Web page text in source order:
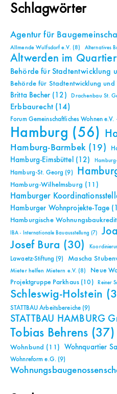
Schlagwörter
Agentur für
Allmende Wulfsdorf e.V. (8) Alternatives
Altwerden im Quartier
Behörde für Stadtentwicklung
Behörde für Stadtentwicklung und
Britta Becher(12) Drachenbau St.
Erbbaurecht(14)
Forum Gemeinschaftliches Wohnen
Hamburg (56)
Hamburg-Barmbek(19)
Hamburg-Eimsbüttel (12)
Hamburg-St. Georg (9)
Hamburg-Wilhelmsburg (11)
Hamburger
Hamburger Wohnprojekte-Tage
Hamburgische
IBA - Internationale Bauausstellung (7)
Josef Bura (30)
Lawaetz-Stiftung (9) Mascha
Mieter helfen Mietern e.V. (8) Neue
Projektgruppe Parkhaus (10) Reiner
Schleswig-Holstein
STATTBAU Arbeitsbereiche (9)
STATTBAU HAMBURG
Tobias Behrens (37)
Wohnbund (11) Wohnquartier
Wohnreform e.G.(9)